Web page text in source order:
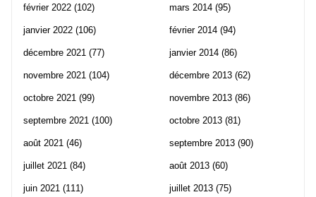
février 2022 (102)
janvier 2022 (106)
décembre 2021 (77)
novembre 2021 (104)
octobre 2021 (99)
septembre 2021 (100)
août 2021 (46)
juillet 2021 (84)
juin 2021 (111)
mars 2014 (95)
février 2014 (94)
janvier 2014 (86)
décembre 2013 (62)
novembre 2013 (86)
octobre 2013 (81)
septembre 2013 (90)
août 2013 (60)
juillet 2013 (75)